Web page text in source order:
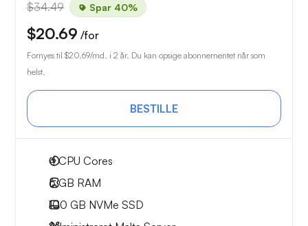
$34.49 Spar 40%
$20.69 /for
Fornyes til $20.69/md. i 2 år. Du kan opsige abonnementet når som
helst.
BESTILLE
4CPU Cores
6 GB RAM
100 GB NVMe SSD